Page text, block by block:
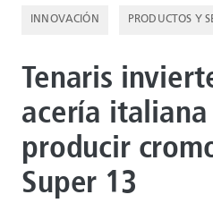
de prensa
INNOVACIÓN PRODUCTOS Y
Tenaris
acería italiana
producir
Super 13